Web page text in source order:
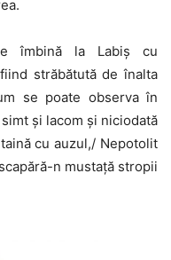
îmbină la Labiș cu
străbătută de înalta
se poate observa în
simt și lacom și niciodată
cu auzul,/ Nepotolit
n mustață stropii